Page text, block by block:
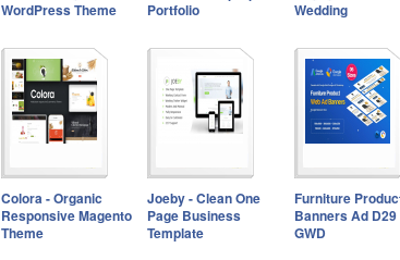
WordPress Theme
Portfolio
Wedding
Colora - Organic
Responsive Magento
Theme
Joeby - Clean One
Page Business
Template
Furniture
Banners Ad D29
GWD